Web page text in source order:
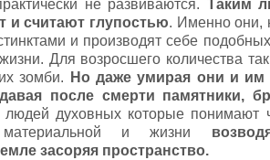
не развиваются. Таким
и считают глупостью. Именно они,
и производят себе
Для возросшего количества
зомби.
Но даже умирая они и им
после смерти памятники,
людей духовных которые понимают
материальной и жизни
засоряя пространство.